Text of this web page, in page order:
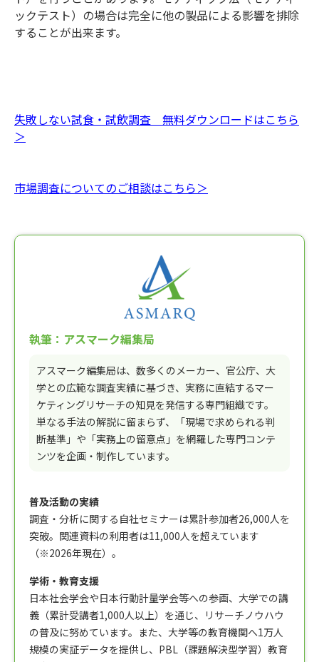
ックテスト）の場合は完全に他の製品による影響を排除
することが出来ます。
失敗しない試食・試飲調査 無料ダウンロードはこちら
＞
市場調査についてのご相談はこちら＞
執筆：アスマーク編集局
アスマーク編集局は、数多くのメーカー、官公庁、大
学との広範な調査実績に基づき、実務に直結するマー
ケティングリサーチの知見を発信する専門組織です。
単なる手法の解説に留まらず、「現場で求められる判
断基準」や「実務上の留意点」を網羅した専門コンテ
ンツを企画・制作しています。
普及活動の実績
調査・分析に関する自社セミナーは累計参加者26,000人を
突破。関連資料の利用者は11,000人を超えています
（※2026年現在）。
学術・教育支援
日本社会学会や日本行動計量学会等への参画、大学での講
義（累計受講者1,000人以上）を通じ、リサーチノウハウ
の普及に努めています。また、大学等の教育機関へ1万人
規模の実証データを提供し、PBL（課題解決型学習）教育